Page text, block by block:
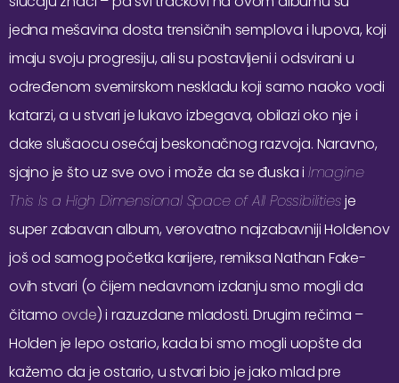
jedna mešavina dosta trensičnih semplova i lupova, koji
imaju svoju progresiju, ali su postavljeni i odsvirani u
određenom svemirskom neskladu koji samo naoko vodi
katarzi, a u stvari je lukavo izbegava, obilazi oko nje i
dake slušaocu osećaj beskonačnog razvoja. Naravno,
sjajno je što uz sve ovo i može da se đuska i Imagine
This Is a High Dimensional Space of All Possibilitiesje
super zabavan album, verovatno najzabavniji Holdenov
još od samog početka karijere, remiksa Nathan Fake-
ovih stvari (o čijem nedavnom izdanju smo mogli da
čitamo ovde) i razuzdane mladosti. Drugim rečima –
Holden je lepo ostario, kada bi smo mogli uopšte da
kažemo da je ostario, u stvari bio je jako mlad pre